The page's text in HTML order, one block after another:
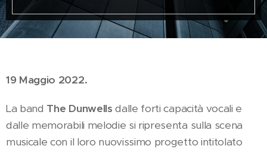
19 Maggio 2022.
La band The Dunwells dalle forti capacità vocali e
dalle memorabili melodie si ripresenta sulla scena
musicale con il loro nuovissimo progetto intitolato